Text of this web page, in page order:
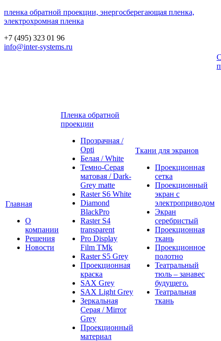
пленка обратной проекции, энергосберегающая пленка,
электрохромная пленка
+7 (495) 323 01 96
info@inter-systems.ru
Главная
О
компании
Решения
Новости
Пленка обратной
проекции
Прозрачная /
Opti
Белая / White
Темно-Серая
матовая / Dark-
Grey matte
Raster S6 White
Diamond
BlackPro
Raster S4
transparent
Pro Display
Film ТМk
Raster S5 Grey
Проекционная
краска
SAX Grey
SAX Light Grey
Зеркальная
Серая / Mirror
Grey
Проекционный
материал
Ткани для экранов
Проекционная
сетка
Проекционный
экран с
электроприводом
Экран
серебристый
Проекционная
ткань
Проекционное
полотно
Театральный
тюль – занавес
будущего.
Театральная
ткань